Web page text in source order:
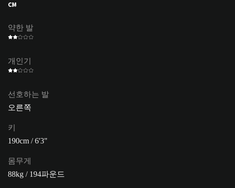
CM
약한 발
개인기
선호하는 발
오른쪽
키
190cm / 6'3"
몸무게
88kg / 194파운드